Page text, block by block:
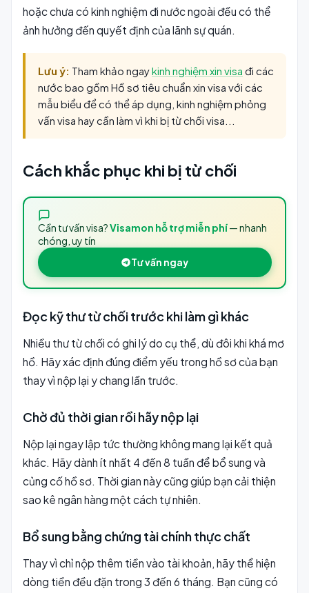
hoặc chưa có kinh nghiệm đi nước ngoài đều có thể
ảnh hưởng đến quyết định của lãnh sự quán.
Lưu ý: Tham khảo ngaykinh nghiệm xin visa đi các
nước bao gồm Hồ sơ tiêu chuẩn xin visa với các
mẫu biểu để có thể áp dụng, kinh nghiệm phỏng
vấn visa hay cần làm vì khi bị từ chối visa
Cách khắc phục khi bị từ chối
Cần tư vấn visa?Visamon hỗ trợ miễn phí— nhanh
chóng, uy tín
Tư vấn ngay
Đọc kỹ thư từ chối trước khi làm gì khác
Nhiều thư từ chối có ghi lý do cụ thể, dù đôi khi khá mơ
hồ. Hãy xác định đúng điểm yếu trong hồ sơ của bạn
thay vì nộp lại y chang lần trước.
Chờ đủ thời gian rồi hãy nộp lại
Nộp lại ngay lập tức thường không mang lại kết quả
khác. Hãy dành ít nhất 4 đến 8 tuần để bổ sung và
củng cố hồ sơ. Thời gian này cũng giúp bạn cải thiện
sao kê ngân hàng một cách tự nhiên.
Bổ sung bằng chứng tài chính thực chất
Thay vì chỉ nộp thêm tiền vào tài khoản, hãy thể hiện
dòng tiền đều đặn trong 3 đến 6 tháng. Bạn cũng có